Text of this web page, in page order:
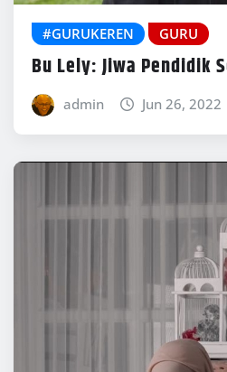
#GURUKEREN GURU
Bu Lely: Jiwa Pendidik
admin Jun 26, 2022